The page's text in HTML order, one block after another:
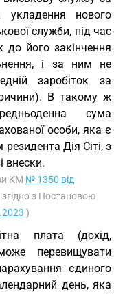
нового
служби, під час
до його закінчення
і за ним не
заробіток за
В такому ж
сума
особи, яка є
резидента Дія Сіті, з
внески.
КМ № 1350 від
згідно з Постановою
)
плата (дохід,
перевищувати
єдиного
день, яка